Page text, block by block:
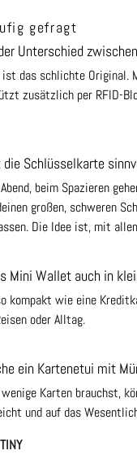
gefragt
Unterschied
das schlichte Original.
zusätzlich per RFID-
Schlüsselkarte
beim Spazieren
großen, schweren
Die Idee ist, mit
Mini Wallet auch in
kompakt wie eine
oder Alltag.
ein Kartenetui mit
Karten brauchst,
und auf das